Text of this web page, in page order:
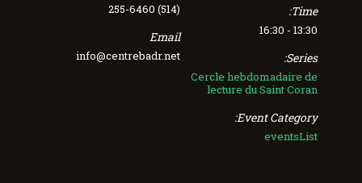
Time:
13:30 - 16:30
Series:
Cercle hebdomadaire de
lecture du Saint Coran
Event Category:
eventsList
(514) 255-6460
Email
info@centrebadr.net